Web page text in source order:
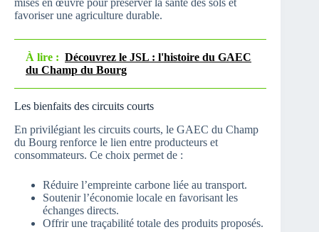
mises en œuvre pour préserver la santé des sols et
favoriser une agriculture durable.
À lire : Découvrez le JSL : l'histoire du GAEC
du Champ du Bourg
Les bienfaits des circuits courts
En privilégiant les circuits courts, le GAEC du Champ
du Bourg renforce le lien entre producteurs et
consommateurs. Ce choix permet de :
Réduire l’empreinte carbone liée au transport.
Soutenir l’économie locale en favorisant les
échanges directs.
Offrir une traçabilité totale des produits proposés.